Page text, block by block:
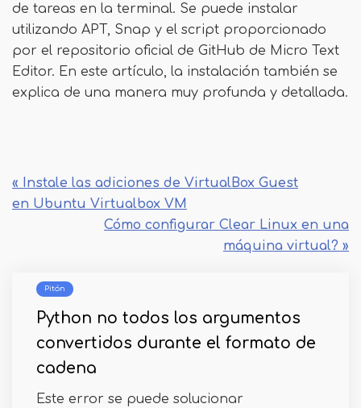
de tareas en la terminal. Se puede instalar
utilizando APT, Snap y el script proporcionado
por el repositorio oficial de GitHub de Micro Text
Editor. En este artículo, la instalación también se
explica de una manera muy profunda y detallada.
« Instale las adiciones de VirtualBox Guest
en Ubuntu Virtualbox VM
Cómo configurar Clear Linux en una
máquina virtual? »
Pitón
Python no todos los argumentos
convertidos durante el formato de
cadena
Este error se puede solucionar